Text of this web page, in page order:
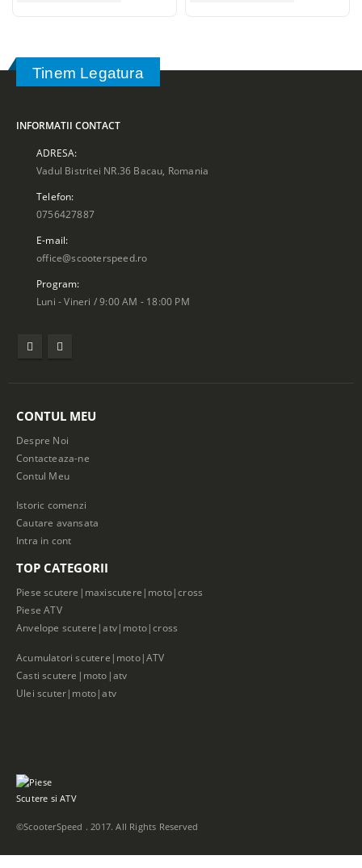
Tinem Legatura
INFORMATII CONTACT
ADRESA:
Vadul Bistritei NR.36 Bacau, Romania
Telefon:
0756427887
E-mail:
office@scooterspeed.ro
Program:
Luni - Vineri / 9:00 AM - 18:00 PM
CONTUL MEU
Despre Noi
Contacteaza-ne
Contul Meu
Istoric comenzi
Cautare avansata
Intra in cont
TOP CATEGORII
Piese scutere|maxiscutere|moto|cross
Piese ATV
Anvelope scutere|atv|moto|cross
Acumulatori scutere|moto|ATV
Casti scutere|moto|atv
Ulei scuter|moto|atv
©ScooterSpeed . 2017. All Rights Reserved